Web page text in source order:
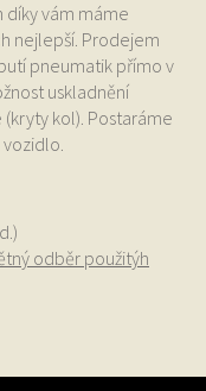
díky vám máme
nejlepší. Prodejem
pneumatik přímo v
uskladnění
kol). Postaráme
vozidlo.
odběr použitýh